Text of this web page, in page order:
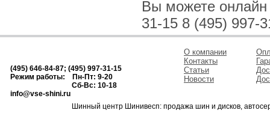
Вы можете онлайн
31-15 8 (495) 997-
(495) 646-84-87; (495) 997-31-15
Режим работы: Пн-Пт: 9-20
Сб-Вс: 10-18
info@vse-shini.ru
О компании
Контакты
Статьи
Новости
Шинный центр Шинивесп: продажа шин и дисков,